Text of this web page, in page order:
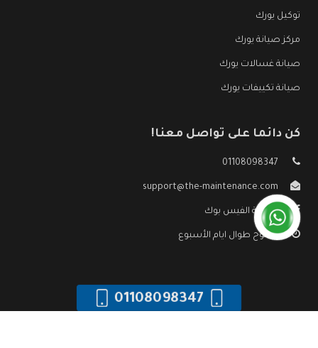
توكيل يورك
مركز صيانة يورك
صيانة غسالات يورك
صيانة تكييفات يورك
كن دائما على تواصل معنا!
01108098347
support@the-maintenance.com
صفحة الفيس بوك
مفتوح طوال ايام الأسبوع
01108098347